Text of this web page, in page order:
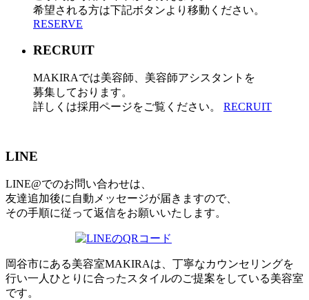
希望される方は下記ボタンより移動ください。
RESERVE
RECRUIT
MAKIRAでは美容師、美容師アシスタントを
募集しております。
詳しくは採用ページをご覧ください。 RECRUIT
LINE
LINE@でのお問い合わせは、
友達追加後に自動メッセージが届きますので、
その手順に従って返信をお願いいたします。
岡谷市にある美容室MAKIRAは、丁寧なカウンセリングを
行い一人ひとりに合ったスタイルのご提案をしている美容室
です。